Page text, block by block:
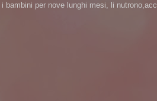
bambini per nove lunghi mesi, li